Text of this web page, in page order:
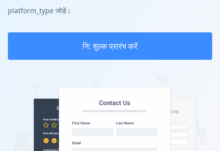
platform_type जोड़ें।
नि: शुल्क प्रारंभ करें